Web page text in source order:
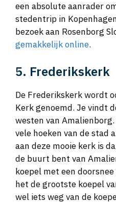
een absolute aanrader
stedentrip in
bezoek aan Rosenborg
gemakkelijk online.
5. Frederikskerk
De Frederikskerk wordt
Kerk genoemd. Je vindt
westen van
vele hoeken van de stad
aan deze mooie kerk is
de buurt bent van
koepel met een
het de grootste koepel
wel iets weg van de